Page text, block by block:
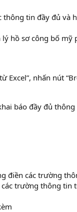
thông tin đầy đủ và
hồ sơ công bố mỹ
Excel”, nhấn nút
báo đầy đủ
điền các trường
các trường thông